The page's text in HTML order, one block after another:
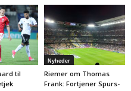
til
Nyheder
Riemer om Thomas
Frank: Fortjener Spurs-